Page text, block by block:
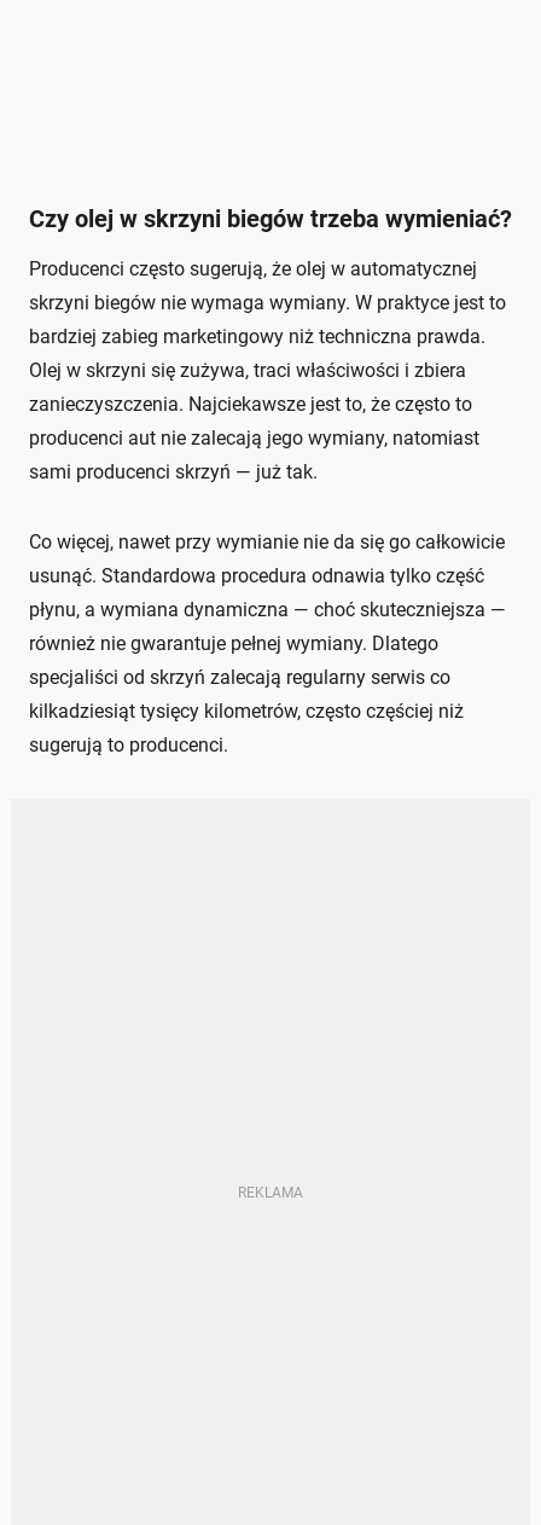
Czy olej w skrzyni biegów trzeba wymieniać?
Producenci często sugerują, że olej w automatycznej
skrzyni biegów nie wymaga wymiany. W praktyce jest to
bardziej zabieg marketingowy niż techniczna prawda.
Olej w skrzyni się zużywa, traci właściwości i zbiera
zanieczyszczenia. Najciekawsze jest to, że często to
producenci aut nie zalecają jego wymiany, natomiast
sami producenci skrzyń — już tak.
Co więcej, nawet przy wymianie nie da się go całkowicie
usunąć. Standardowa procedura odnawia tylko część
płynu, a wymiana dynamiczna — choć skuteczniejsza —
również nie gwarantuje pełnej wymiany. Dlatego
specjaliści od skrzyń zalecają regularny serwis co
kilkadziesiąt tysięcy kilometrów, często częściej niż
sugerują to producenci.